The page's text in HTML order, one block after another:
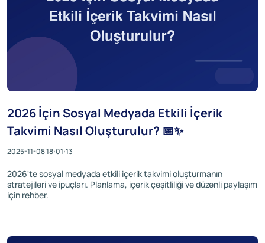
2026 İçin Sosyal Medyada Etkili İçerik
Takvimi Nasıl Oluşturulur? 📅✨
2025-11-08 18:01:13
2026'te sosyal medyada etkili içerik takvimi oluşturmanın
stratejileri ve ipuçları. Planlama, içerik çeşitliliği ve düzenli paylaşım
için rehber.